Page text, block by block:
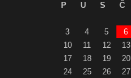
P
U S Č
3
4 5 6
10
11 12 13
17
18 19 20
24
25 26 27